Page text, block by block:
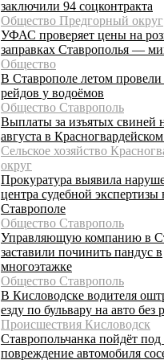
заключили 94 соцконтракта
Общество Предгорный округ
УФАС проверяет цены на
заправках Ставрополья —
Общество
В Ставрополе летом провели
рейдов у водоёмов
Общество Ставрополь
Выплаты за изъятых свиней
августа в
Сельское хозяйство
округ
Прокуратура выявила
центра судебной экспертизы
Ставрополе
Общество Ставрополь
Управляющую компанию в
заставили починить пандус в
многоэтажке
Общество Ставрополь
В Кисловодске водителя
езду по бульвару на авто без
Происшествия Кисловодск
Ставропольчанка пойдёт под
повреждение автомобиля